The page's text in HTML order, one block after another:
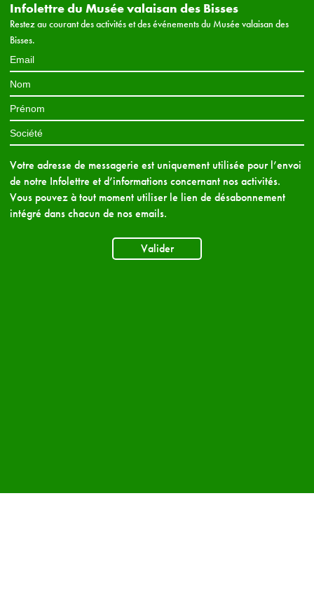
Infolettre du Musée valaisan des Bisses
Restez au courant des activités et des événements du Musée valaisan des
Bisses.
Votre adresse de messagerie est uniquement utilisée pour l’envoi
de notre Infolettre et d’informations concernant nos activités.
Vous pouvez à tout moment utiliser le lien de désabonnement
intégré dans chacun de nos emails.